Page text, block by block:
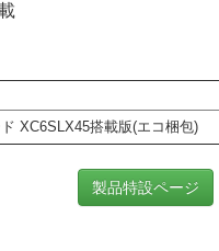
XC6SLX45搭載版(エコ梱包)
製品特設ページ